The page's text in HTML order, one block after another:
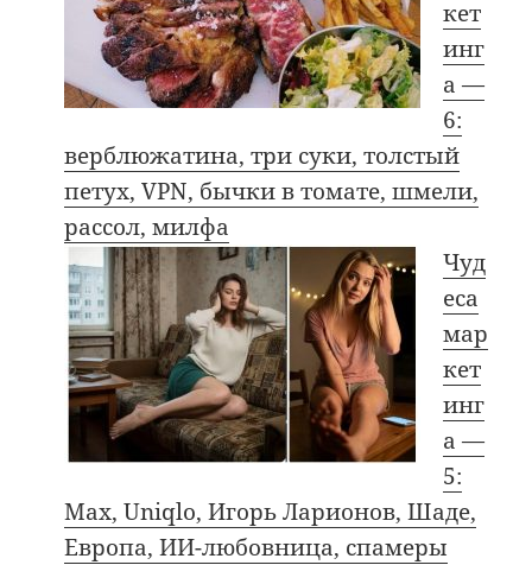
кет
инг
а —
6:
верблюжатина, три суки, толстый
петух, VPN, бычки в томате, шмели,
рассол, милфа
Чуд
еса
мар
кет
инг
а —
5:
Max, Uniqlo, Игорь Ларионов, Шаде,
Европа, ИИ-любовница, спамеры